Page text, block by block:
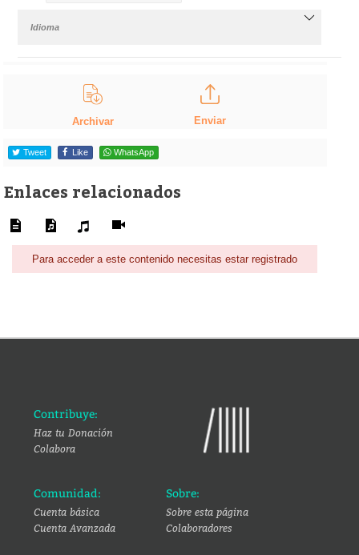
Idioma
Archivar Enviar
Tweet Like WhatsApp
Enlaces relacionados
Para acceder a este contenido necesitas estar registrado
Contribuye:
Haz tu Donación
Colabora
Comunidad:
Cuenta básica
Cuenta Avanzada
Sobre:
Sobre esta página
Colaboradores